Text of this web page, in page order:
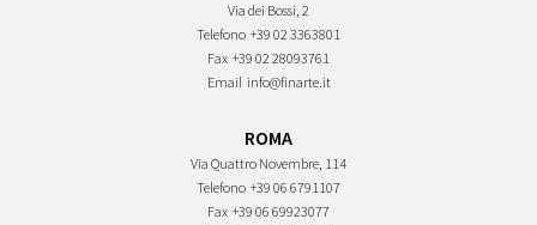
Via dei Bossi, 2
Telefono +39 02 3363801
Fax +39 02 28093761
Email info@finarte.it
ROMA
Via Quattro Novembre, 114
Telefono +39 06 6791107
Fax +39 06 69923077